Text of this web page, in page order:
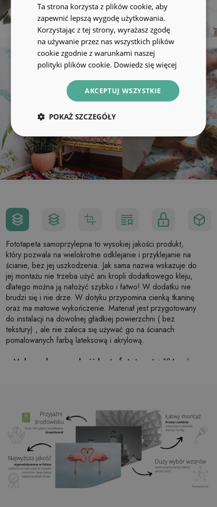
Fototapeta samoprzylepna to wysokiej jakości produkt,
który pozwala na wielokrotne odklejanie i przyklejanie na
ścianie, bez jej uszkodzenia. Jak sama nazwa wskazuje do
jej montażu nie trzeba użyć ani kropli dodatkowego kleju,
dlatego można ją nałożyć szybko i łatwo! W dodatku nie
brudzi się i nie drze. W dotyku przypomina cienką tkaninę
oraz ma matowe wykończenie. Materiał jest przygotowany
do instalacji na dowolnej gładkiej powierzchni ( bez
tekstury) , ale nie zaleca się używać go na ścianach
pomalowanych farbą lateksową i akrylową.
Maksymalna szerokość brytu fototapety: 124cm (w
Klej:Niepotrzebny
Zastosowanie:
Salon, sypialnia, pomieszczenia
biurowe, przedpokój i wiele innych
Ta strona korzysta z plików cookie, aby
zapewnić lepszą wygodę użytkowania.
Korzystając z tej strony, wyrażasz zgodę
na używanie przez nas wszystkich plików
cookie zgodnie z warunkami naszej
polityki plików cookie. Dowiedz się więcej
AKCEPTUJ WSZYSTKIE
POKAŻ SZCZEGÓŁY